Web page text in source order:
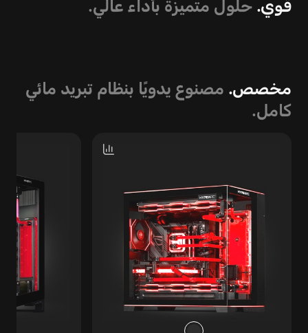
قوي. حلول متميزة بأداء عالي.
مخصص. مصنوع يدويًا بنظام تبريد مائي
كامل.